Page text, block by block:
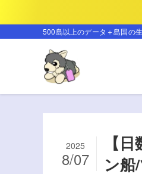
500島以上のデータ＋島国の
【
ン船
2025
8/07